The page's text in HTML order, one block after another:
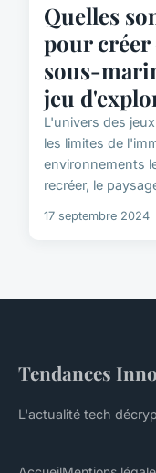
Quelles
pour créer
sous-
jeu
L'univers des
les limites de
environnements
recréer, le
17 septembre 2024
Tendances
L'actualité tech